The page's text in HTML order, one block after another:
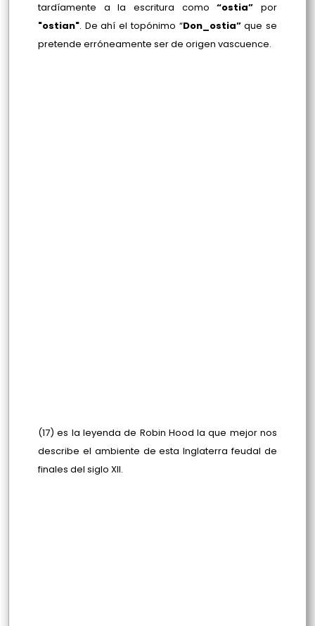
tardíamente a la escritura como“ostia” por
"ostian". De ahí el topónimo “Don_ostia”que se
pretende erróneamente ser de origen vascuence.
(17) es la leyenda de Robin Hood la que mejor nos
describe el ambiente de esta Inglaterra feudal de
finales del siglo XII.